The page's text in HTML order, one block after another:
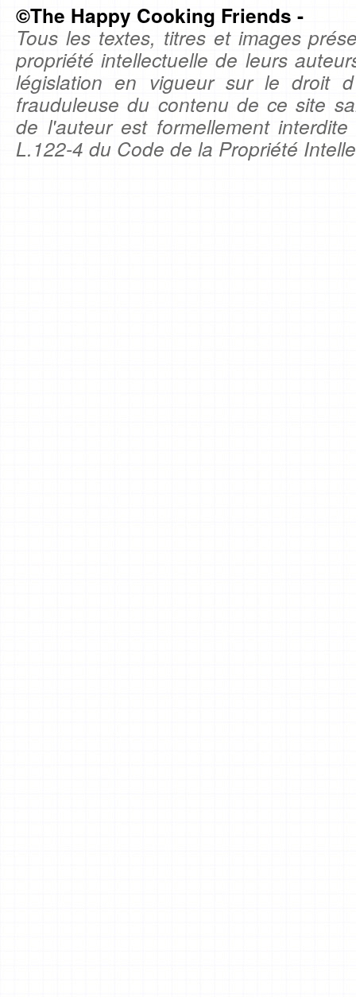
©The Happy Cooking Friends -
Tous les textes, titres et images
propriété intellectuelle de leurs
législation en vigueur sur le droit
frauduleuse du contenu de ce site
de l'auteur est formellement
L.122-4 du Code de la Propriété